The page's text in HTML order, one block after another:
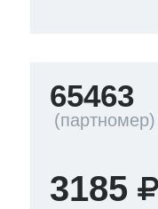
65463
3185